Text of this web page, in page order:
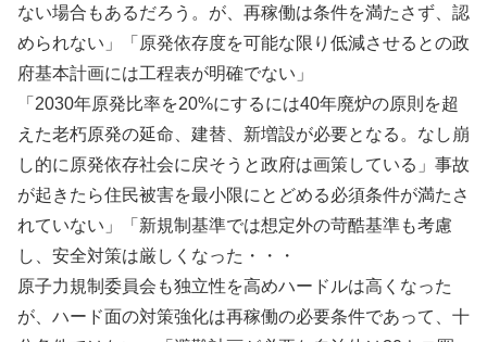
ない場合もあるだろう。が、再稼働は条件を満たさず、認
められない」「原発依存度を可能な限り低減させるとの政
府基本計画には工程表が明確でない」
「2030年原発比率を20%にするには40年廃炉の原則を超
えた老朽原発の延命、建替、新増設が必要となる。なし崩
し的に原発依存社会に戻そうと政府は画策している」事故
が起きたら住民被害を最小限にとどめる必須条件が満たさ
れていない」「新規制基準では想定外の苛酷基準も考慮
し、安全対策は厳しくなった・・・
原子力規制委員会も独立性を高めハードルは高くなった
が、ハード面の対策強化は再稼働の必要条件であって、十